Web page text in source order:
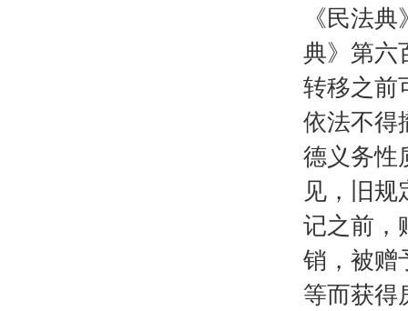
《民法
典》第六
转移之前
依法不得
德义务性
见，旧
记之前，
销，被赠
等而获得